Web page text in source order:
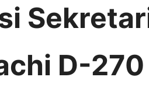
D-270